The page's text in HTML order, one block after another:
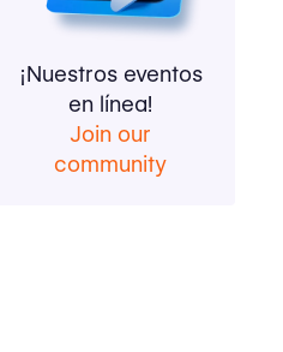
¡Nuestros eventos
en línea!
Join our
community